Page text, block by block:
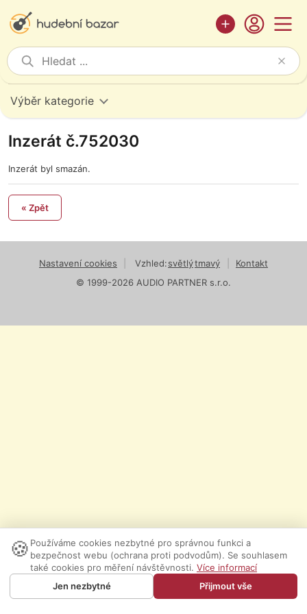
Výběr kategorie
Inzerát č.752030
Inzerát byl smazán.
« Zpět
Nastavení cookies Vzhled:světlýtmavý
Kontakt
© 1999-2026 AUDIO PARTNER s.r.o.
🍪 Používáme cookies nezbytné pro správnou funkci a
bezpečnost webu (ochrana proti podvodům). Se souhlasem
také cookies pro měření návštěvnosti. Více informací
Jen nezbytné
Přijmout vše